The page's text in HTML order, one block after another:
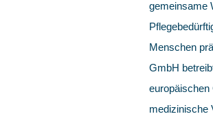
gemeinsame
Menschen
GmbH
europäischen
medizinische